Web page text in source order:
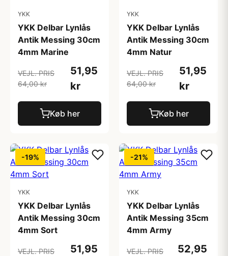
YKK
YKK Delbar Lynlås
Antik Messing 30cm
4mm Marine
VEJL. PRIS
64,00 kr
51,95
kr
Køb her
YKK
YKK Delbar Lynlås
Antik Messing 30cm
4mm Natur
VEJL. PRIS
64,00 kr
51,95
kr
Køb her
-19%
YKK
YKK Delbar Lynlås
Antik Messing 30cm
4mm Sort
VEJL. PRIS
51,95
-21%
YKK
YKK Delbar Lynlås
Antik Messing 35cm
4mm Army
VEJL. PRIS
52,95